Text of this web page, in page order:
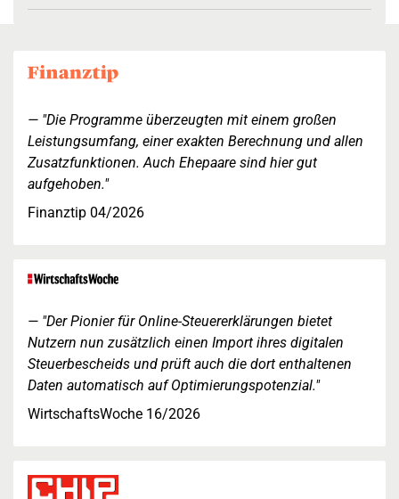
"Die Programme überzeugten mit einem großen
Leistungsumfang, einer exakten Berechnung und allen
Zusatzfunktionen. Auch Ehepaare sind hier gut
aufgehoben."
Finanztip 04/2026
"Der Pionier für Online-Steuererklärungen bietet
Nutzern nun zusätzlich einen Import ihres digitalen
Steuerbescheids und prüft auch die dort enthaltenen
Daten automatisch auf Optimierungspotenzial."
WirtschaftsWoche 16/2026